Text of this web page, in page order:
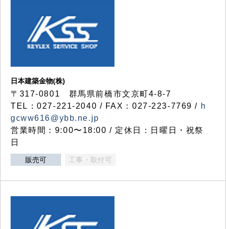
日本建築金物(株)
〒317‐0801 群馬県前橋市文京町4-8-7
TEL：027-221-2040 / FAX：027-223-7769 / h
gcww616@ybb.ne.jp
営業時間：9:00〜18:00 / 定休日：日曜日・祝祭
日
販売可 工事・取付可